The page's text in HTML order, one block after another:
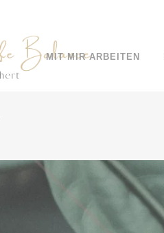
MIT MIR ARBEITEN